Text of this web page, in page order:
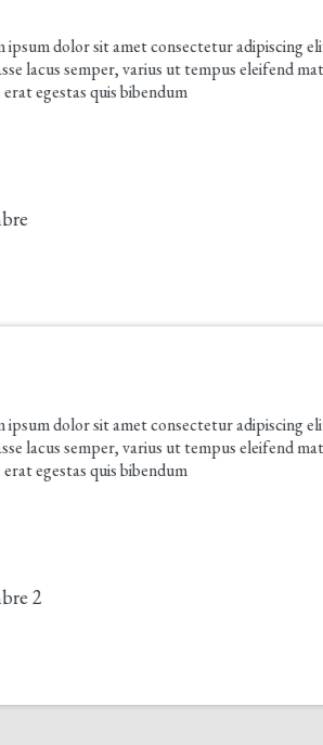
sit amet consectetur adipiscing elit donec
semper, varius ut tempus eleifend mattis
quis bibendum
sit amet consectetur adipiscing elit donec
semper, varius ut tempus eleifend mattis
quis bibendum